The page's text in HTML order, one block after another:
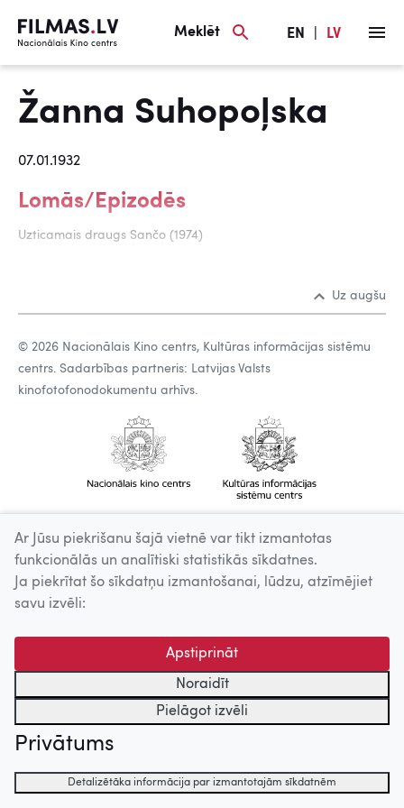
Meklēt EN LV
Žanna Suhopoļska
07.01.1932
Lomās/Epizodēs
Uzticamais draugs Sančo (1974)
Uz augšu
© 2026 Nacionālais Kino centrs, Kultūras informācijas sistēmu
centrs. Sadarbības partneris: Latvijas Valsts
kinofotofonodokumentu arhīvs.
Ar Jūsu piekrišanu šajā vietnē var tikt izmantotas
funkcionālās un analītiski statistikās sīkdatnes.
Ja piekrītat šo sīkdatņu izmantošanai, lūdzu, atzīmējiet
savu izvēli:
Apstiprināt
Noraidīt
Pielāgot izvēli
Privātums
Detalizētāka informācija par izmantotajām sīkdatnēm